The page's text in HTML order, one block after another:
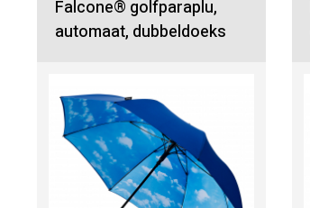
Falcone® golfparaplu,
automaat, dubbeldoeks